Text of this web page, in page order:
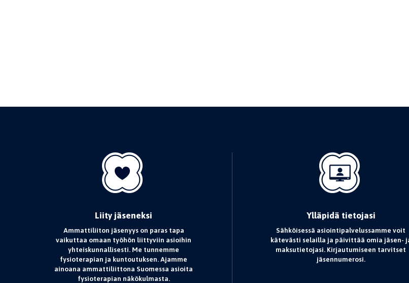
Liity jäseneksi
Ammattiliiton jäsenyys on paras tapa
vaikuttaa omaan työhön liittyviin asioihin
yhteiskunnallisesti. Me tunnemme
fysioterapian ja kuntoutuksen. Ajamme
ainoana ammattiliittona Suomessa asioita
fysioterapian näkökulmasta.
Ylläpidä tietojasi
Sähköisessä asiointipalvelussamme voit
kätevästi selailla ja päivittää omia jäsen-
maksutietojasi. Kirjautumiseen tarvitset
jäsennumerosi.